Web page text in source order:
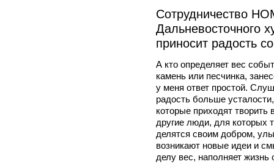
Сотрудничество
Дальневосточного
приносит радость
А кто определяет вес
камень или песчинка,
у меня ответ простой.
радость больше
которые приходят творить
другие люди, для которых
делятся своим добром,
возникают новые идеи и
делу вес, наполняет